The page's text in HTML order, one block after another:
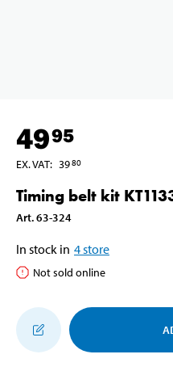
4995
EX. VAT: 3980
Timing belt kit
Art.63-324
In stock in 4store
Not sold online